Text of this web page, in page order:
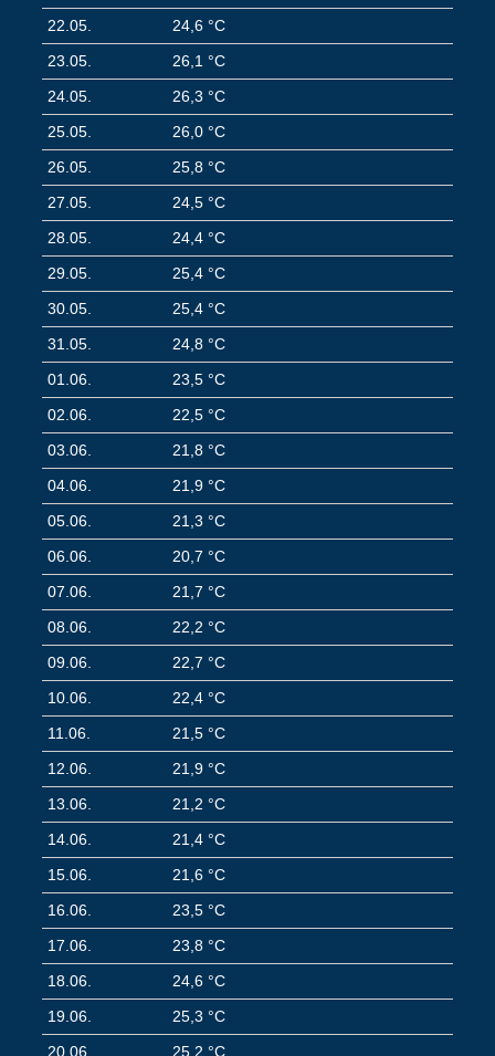
22.05.
24,6 °C
23.05.
26,1 °C
24.05.
26,3 °C
25.05.
26,0 °C
26.05.
25,8 °C
27.05.
24,5 °C
28.05.
24,4 °C
29.05.
25,4 °C
30.05.
25,4 °C
31.05.
24,8 °C
01.06.
23,5 °C
02.06.
22,5 °C
03.06.
21,8 °C
04.06.
21,9 °C
05.06.
21,3 °C
06.06.
20,7 °C
07.06.
21,7 °C
08.06.
22,2 °C
09.06.
22,7 °C
10.06.
22,4 °C
11.06.
21,5 °C
12.06.
21,9 °C
13.06.
21,2 °C
14.06.
21,4 °C
15.06.
21,6 °C
16.06.
23,5 °C
17.06.
23,8 °C
18.06.
24,6 °C
19.06.
25,3 °C
20.06.
25,2 °C